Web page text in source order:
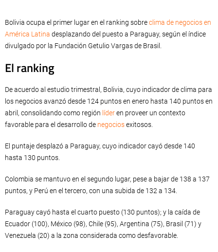
Bolivia ocupa el primer lugar en el ranking sobreclima de negocios en
América Latina desplazando del puesto a Paraguay, según el índice
divulgado por la Fundación Getulio Vargas de Brasil.
El ranking
De acuerdo al estudio trimestral, Bolivia, cuyo indicador de clima para
los negocios avanzó desde 124 puntos en enero hasta 140 puntos en
abril, consolidando como región líderen proveer un contexto
favorable para el desarrollo de negociosexitosos.
El puntaje desplazó a Paraguay, cuyo indicador cayó desde 140
hasta 130 puntos.
Colombia se mantuvo en el segundo lugar, pese a bajar de 138 a 137
puntos, y Perú en el tercero, con una subida de 132 a 134.
Paraguay cayó hasta el cuarto puesto (130 puntos); y la caída de
Ecuador (100), México (98), Chile (95), Argentina (75), Brasil (71) y
Venezuela (20) a la zona considerada como desfavorable.